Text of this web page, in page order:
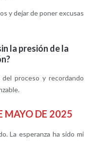
y dejar de poner excusas
la presión de la
proceso y recordando
DE 2025
La esperanza ha sido mi